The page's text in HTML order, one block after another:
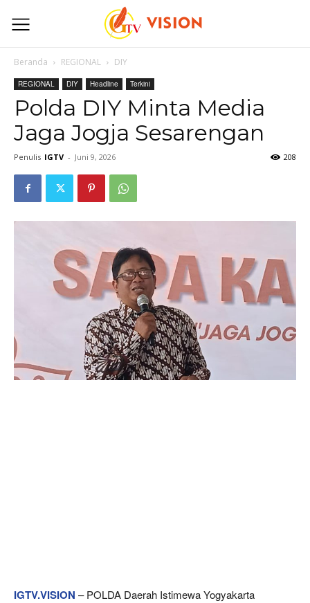
Beranda REGIONAL DIY
REGIONAL DIY Headline Terkini
Polda DIY Minta Media
Jaga Jogja Sesarengan
Penulis IGTV - Juni 9, 2026 208
IGTV.VISION – POLDA Daerah Istimewa Yogyakarta